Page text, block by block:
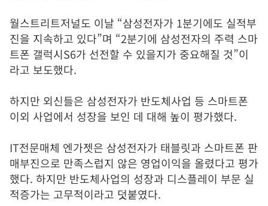
월스트리트저널도 이날 “삼성전자가 1분기에도 실적부
진을 지속하고 있다”며 “2분기에 삼성전자의 주력 스마
트폰 갤럭시S6가 선전할 수 있을지가 중요해질 것”이
라고 보도했다.
하지만 외신들은 삼성전자가 반도체사업 등 스마트폰
이외 사업에서 성장을 보인 데 대해 높이 평가했다.
IT전문매체 엔가젯은 삼성전자가 태블릿과 스마트폰 판
매부진으로 만족스럽지 않은 영업이익을 올렸다고 평가
했다. 하지만 반도체사업의 성장과 디스플레이 부문 실
적증가는 고무적이라고 덧붙였다.